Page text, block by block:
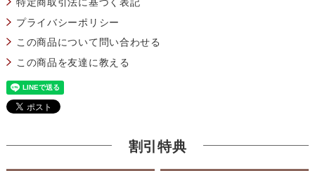
プライバシーポリシー
この商品について問い合わせる
この商品を友達に教える
割引特典